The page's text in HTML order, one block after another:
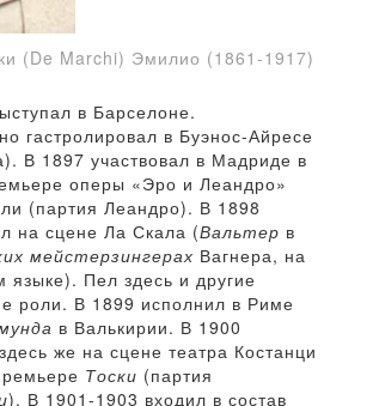
(De Marchi) Эмилио (1861-1917)
в Барселоне.
гастролировал в Буэнос-Айресе
В 1897 участвовал в Мадриде в
оперы «Эро и Леандро»
(партия Леандро). В 1898
на сцене Ла Скала (Вальтер в
мейстерзингерах Вагнера, на
языке). Пел здесь и другие
роли. В 1899 исполнил в Риме
в Валькирии. В 1900
же на сцене театра Костанци
Тоски (партия
). В 1901-1903 входил в состав